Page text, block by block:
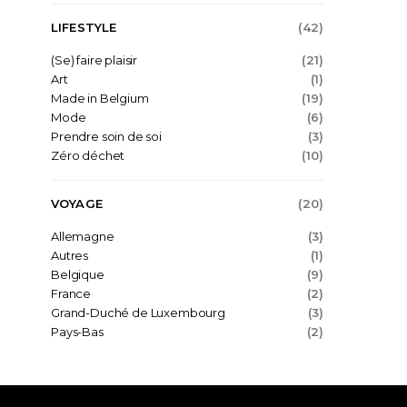
LIFESTYLE (42)
(Se) faire plaisir
(21)
Art
(1)
Made in Belgium
(19)
Mode
(6)
Prendre soin de soi
(3)
Zéro déchet
(10)
VOYAGE (20)
Allemagne
(3)
Autres
(1)
Belgique
(9)
France
(2)
Grand-Duché de Luxembourg
(3)
Pays-Bas
(2)